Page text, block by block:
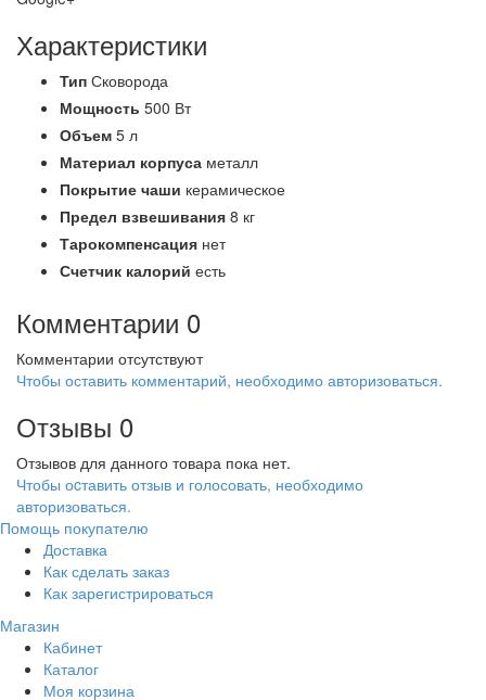
Характеристики
Тип Сковорода
Мощность 500 Вт
Объем 5 л
Материал корпуса металл
Покрытие чаши керамическое
Предел взвешивания 8 кг
Тарокомпенсация нет
Счетчик калорий есть
Комментарии 0
Комментарии отсутствуют
Чтобы оставить комментарий, необходимо авторизоваться.
Отзывы 0
Отзывов для данного товара пока нет.
Чтобы оcтавить отзыв и голосовать, необходимо
авторизоваться.
Помощь покупателю
Доставка
Как сделать заказ
Как зарегистрироваться
Магазин
Кабинет
Каталог
Моя корзина